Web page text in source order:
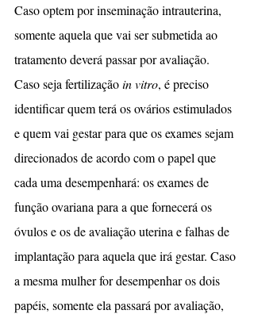
Caso optem por inseminação intrauterina,
somente aquela que vai ser submetida ao
tratamento deverá passar por avaliação.
Caso seja fertilização in vitro, é preciso
identificar quem terá os ovários estimulados
e quem vai gestar para que os exames sejam
direcionados de acordo com o papel que
cada uma desempenhará: os exames de
função ovariana para a que fornecerá os
óvulos e os de avaliação uterina e falhas de
implantação para aquela que irá gestar. Caso
a mesma mulher for desempenhar os dois
papéis, somente ela passará por avaliação,